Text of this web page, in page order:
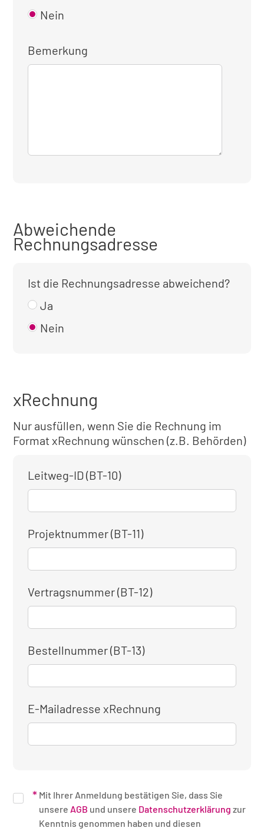
Nein
Bemerkung
Abweichende
Rechnungsadresse
Ist die Rechnungsadresse abweichend?
Ja
Nein
xRechnung
Nur ausfüllen, wenn Sie die Rechnung im
Format xRechnung wünschen (z.B. Behörden)
Leitweg-ID (BT-10)
Projektnummer (BT-11)
Vertragsnummer (BT-12)
Bestellnummer (BT-13)
E-Mailadresse xRechnung
Mit Ihrer Anmeldung bestätigen Sie, dass Sie
unsere AGB und unsere Datenschutzerklärung zur
Kenntnis genommen haben und diesen